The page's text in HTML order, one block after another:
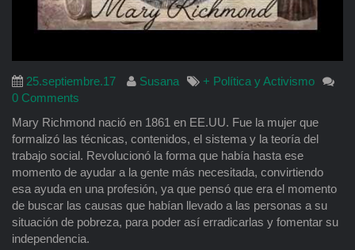
25.septiembre.17 Susana
+ Política y Activismo
0 Comments
Mary Richmond nació en 1861 en EE.UU. Fue la mujer que
formalizó las técnicas, contenidos, el sistema y la teoría del
trabajo social. Revolucionó la forma que había hasta ese
momento de ayudar a la gente más necesitada, convirtiendo
esa ayuda en una profesión, ya que pensó que era el momento
de buscar las causas que habían llevado a las personas a su
situación de pobreza, para poder así erradicarlas y fomentar su
independencia.